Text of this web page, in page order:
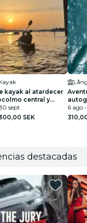
kayak al atardecer
central y
Fika
sept
SEK
uso)
6 ago
destacadas